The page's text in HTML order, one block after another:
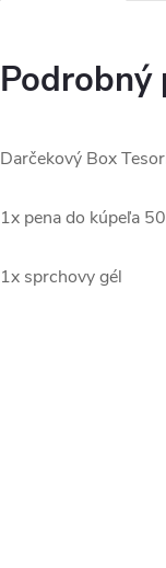
Podrobný
Darčekový Box
1x pena do kúpeľa
1x sprchovy gél